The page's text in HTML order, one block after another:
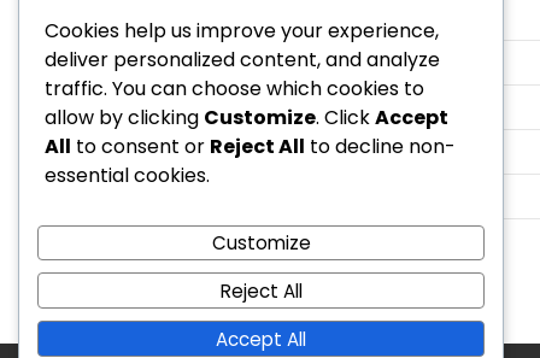
Batu Bara
Gunungsitoli
Lainnya
Medan
Cookies help us improve your experience,
deliver personalized content, and analyze
traffic. You can choose which cookies to
allow by clicking Customize. ClickAccept
All to consent or Reject All to decline non-
essential cookies.
Customize
Reject All
Accept All